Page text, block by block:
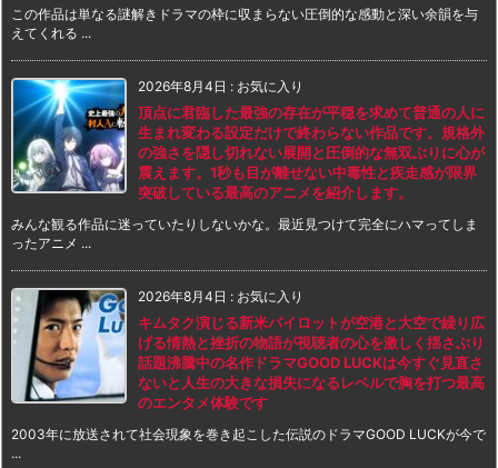
この作品は単なる謎解きドラマの枠に収まらない圧倒的な感動と深い余韻を与
えてくれる ...
2026年8月4日 : お気に入り
頂点に君臨した最強の存在が平穏を求めて普通の人に
生まれ変わる設定だけで終わらない作品です。規格外
の強さを隠し切れない展開と圧倒的な無双ぶりに心が
震えます。1秒も目が離せない中毒性と疾走感が限界
突破している最高のアニメを紹介します。
みんな観る作品に迷っていたりしないかな。最近見つけて完全にハマってしま
ったアニメ ...
2026年8月4日 : お気に入り
キムタク演じる新米パイロットが空港と大空で繰り広
げる情熱と挫折の物語が視聴者の心を激しく揺さぶり
話題沸騰中の名作ドラマGOOD LUCKは今すぐ見直さ
ないと人生の大きな損失になるレベルで胸を打つ最高
のエンタメ体験です
2003年に放送されて社会現象を巻き起こした伝説のドラマGOOD LUCKが今で
...